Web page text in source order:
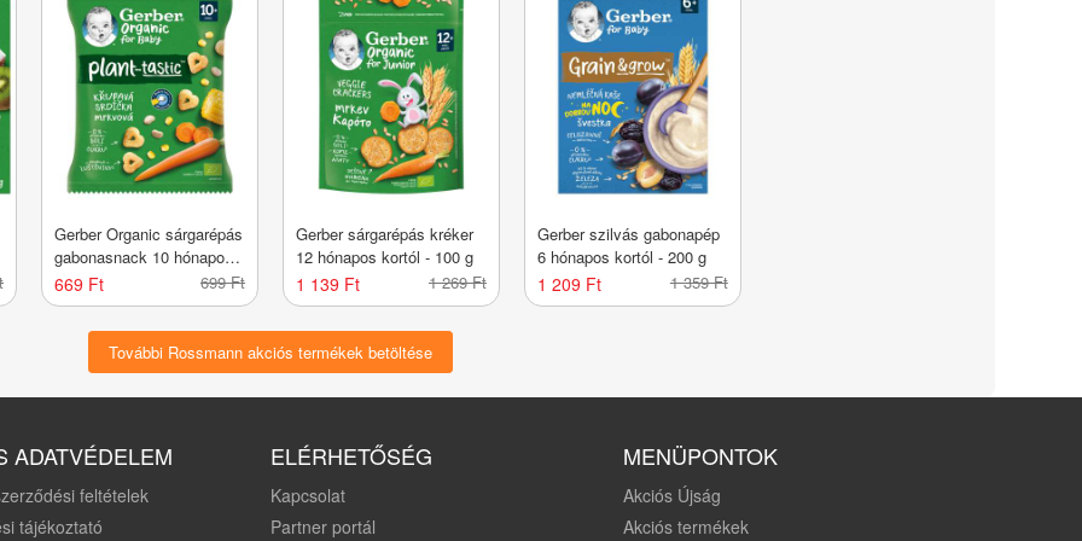
Gerber Organic sárgarépás
gabonasnack 10 hónapos
kortól - 28 g
669 Ft 699 Ft
Gerber sárgarépás kréker
12 hónapos kortól - 100 g
1 139 Ft 1 269 Ft
Gerber szilvás gabonapép
6 hónapos kortól - 200 g
1 209 Ft 1 359 Ft
További Rossmann akciós termékek betöltése
ADATVÉDELEM
feltételek
tájékoztató
ELÉRHETŐSÉG
Kapcsolat
Partner portál
MENÜPONTOK
Akciós Újság
Akciós termékek